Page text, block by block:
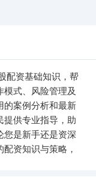
配资基础知识，帮
式、风险管理及
的案例分析和最新
提供专业指导，助
您是新手还是资深
资知识与策略，